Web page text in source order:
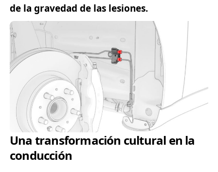
de la gravedad de las lesiones.
Una transformación cultural en la
conducción